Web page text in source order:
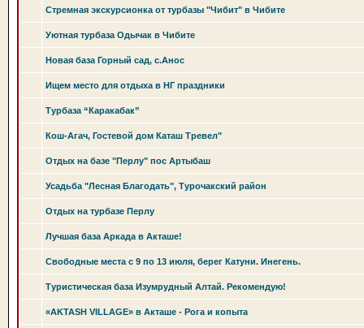
Стремная экскурсионка от турбазы "Чибит" в Чибите
Уютная турбаза Одычак в Чибите
Новая база Горный сад, с.Анос
Ищем место для отдыха в НГ праздники
Турбаза “Каракабак”
Кош-Агач, Гостевой дом Каташ Тревел"
Отдых на базе "Перлу" пос Артыбаш
Усадьба "Лесная Благодать", Турочакский район
Отдых на турбазе Перлу
Лучшая база Аркада в Акташе!
Свободные места с 9 по 13 июля, берег Катуни. Инегень.
Туристическая база Изумрудный Алтай. Рекомендую!
«AKTASH VILLAGE» в Акташе - Рога и копыта